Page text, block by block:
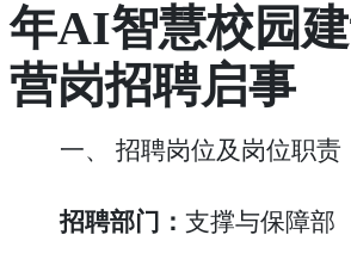
年AI智慧校园
营岗招聘启事
一、 招聘岗位及岗位职责
招聘部门：支撑与保障部